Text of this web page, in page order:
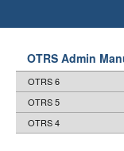
OTRS Admin
OTRS 6
OTRS 5
OTRS 4